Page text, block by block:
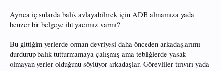
Ayrıca iç sularda balık avlayabilmek için ADB almamıza yada
benzer bir belgeye ihtiyacımız varmı?
Bu gittiğim yerlerde orman devriyesi daha önceden arkadaşlarımı
durdurup balık tutturmamaya çalışmış ama tebliğlerde yasak
olmayan yerler olduğunu söylüyor arkadaşlar. Görevliler tırıvırı yada